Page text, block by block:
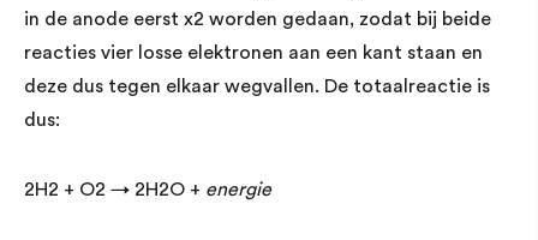
in de anode eerst x2 worden gedaan, zodat bij beide
reacties vier losse elektronen aan een kant staan en
deze dus tegen elkaar wegvallen. De totaalreactie is
dus:
2H2 + O2 → 2H2O + energie